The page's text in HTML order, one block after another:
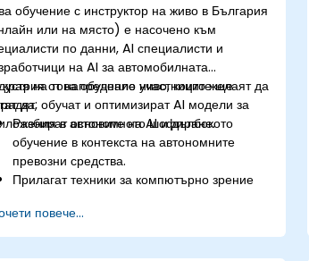
обучение с инструктор на живо в България
или на място) е насочено към
по данни, AI специалисти и
на AI за автомобилната
от напреднало ниво, които желаят да
обучат и оптимизират AI модели за
в автономното шофиране.
на това обучение участниците ще
да:
Разбират основите на AI и дълбокото
обучение в контекста на автономните
превозни средства.
Прилагат техники за компютърно зрение
следване на лентата.
Използват обучение с подкрепление за
вземане на решения в системи за
повече...